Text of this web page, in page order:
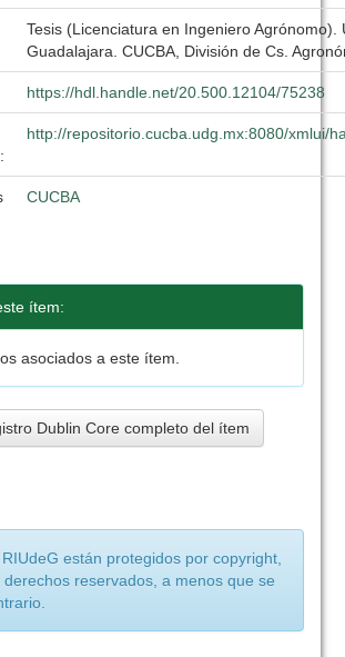
Tesis (Licenciatura en Ingeniero Agrónomo).
Guadalajara. CUCBA, División de Cs.
https://hdl.handle.net/20.500.12104/75238
http://repositorio.cucba.udg.mx:8080/xmlui/
CUCBA
ítem:
asociados a este ítem.
Dublin Core completo del ítem
están protegidos por copyright,
derechos reservados, a menos que se